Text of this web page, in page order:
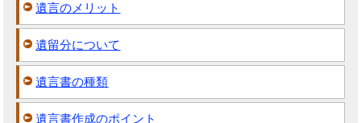
遺言のメリット
遺留分について
遺言書の種類
遺言書作成のポイント